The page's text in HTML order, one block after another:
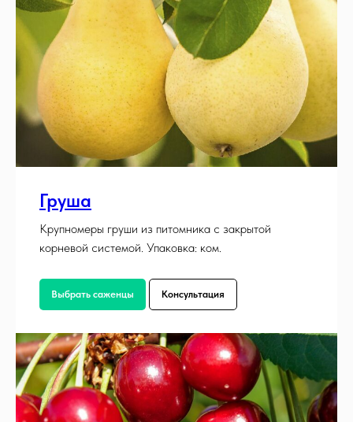
Груша
Крупномеры груши из питомника с закрытой
корневой системой. Упаковка: ком.
Выбрать саженцы Консультация